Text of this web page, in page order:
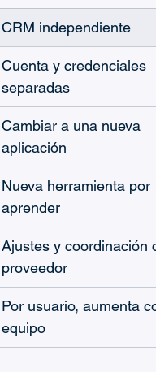
CRM independiente
Cuenta y credenciales
separadas
Cambiar a una nueva
aplicación
Nueva herramienta por
aprender
Ajustes y coordinación
proveedor
Por usuario, aumenta
equipo